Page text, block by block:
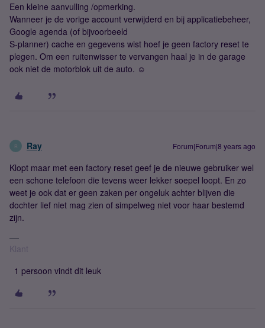
Een kleine aanvulling /opmerking.
Wanneer je de vorige account verwijderd en bij applicatiebeheer,
Google agenda (of bijvoorbeeld
S-planner) cache en gegevens wist hoef je geen factory reset te
plegen. Om een ruitenwisser te vervangen haal je in de garage
ook niet de motorblok uit de auto. ☺
R Ray Forum|Forum|8 years ago
Klopt maar met een factory reset geef je de nieuwe gebruiker wel
een schone telefoon die tevens weer lekker soepel loopt. En zo
weet je ook dat er geen zaken per ongeluk achter blijven die
dochter lief niet mag zien of simpelweg niet voor haar bestemd
zijn.
Klant
1 persoon vindt dit leuk